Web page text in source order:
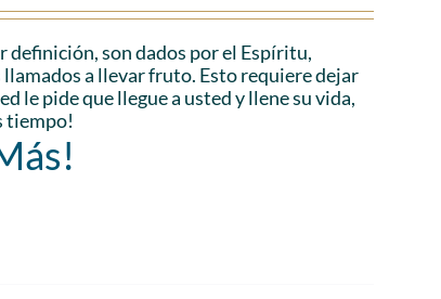
definición, son dados por el Espíritu,
a llevar fruto. Esto requiere dejar
le pide que llegue a usted y llene su vida,
tiempo!